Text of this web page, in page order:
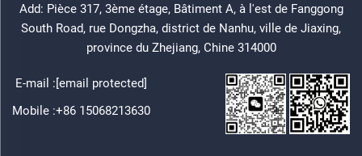
Add: Pièce 317, 3ème étage, Bâtiment A, à l'est de Fanggong
South Road, rue Dongzha, district de Nanhu, ville de Jiaxing,
province du Zhejiang, Chine 314000
E-mail :[email protected]
Mobile :+86 15068213630